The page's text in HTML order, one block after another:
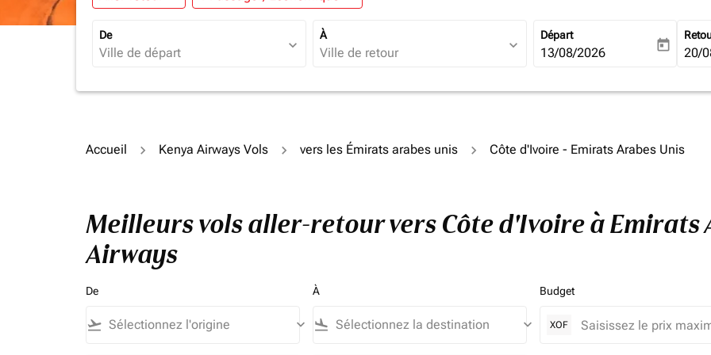
De
expand_more
À
expand_more
Départ
fc-booking-departure-date-
13/08/2026 today fc-
20/
Accueil Kenya Airways Vols vers les Émirats arabes unis Côte d'Ivoire - Emirats Arabes Unis
Meilleurs vols aller-retour vers Côte d'Ivoire à Emirats
Airways
De
flight_takeoff keyboard_arrow_down
À
flight_land keyboard_arrow_down
Budget
XOF